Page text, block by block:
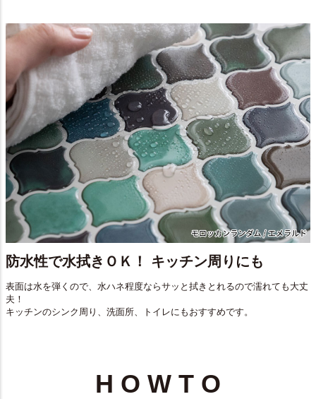
防水性で水拭きＯＫ！ キッチン周りにも
表面は水を弾くので、水ハネ程度ならサッと拭きとれるので濡れても大丈
夫！
キッチンのシンク周り、洗面所、トイレにもおすすめです。
H O W T O